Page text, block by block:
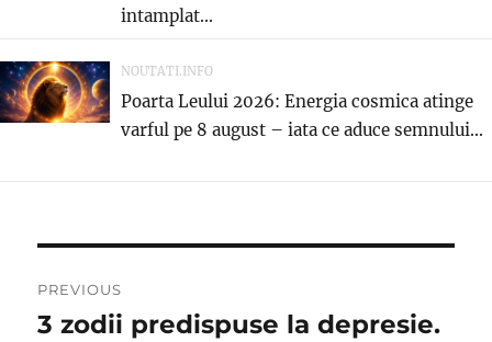
intamplat...
NOUTATI.INFO
Poarta Leului 2026: Energia cosmica atinge
varful pe 8 august – iata ce aduce semnului...
în
PREVIOUS
Previous
3 zodii predispuse la depresie.